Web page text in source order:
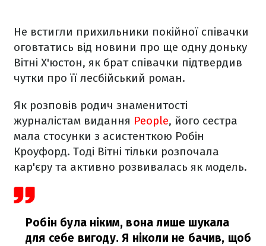
Не встигли прихильники покійної співачки
оговтатись від новини про ще одну доньку
Вітні Х'юстон, як брат співачки підтвердив
чутки про її лесбійський роман.
Як розповів родич знаменитості
журналістам видання People, його сестра
мала стосунки з асистенткою Робін
Кроуфорд. Тоді Вітні тільки розпочала
кар'єру та активно розвивалась як модель.
Робін була ніким, вона лише шукала
для себе вигоду. Я ніколи не бачив, щоб